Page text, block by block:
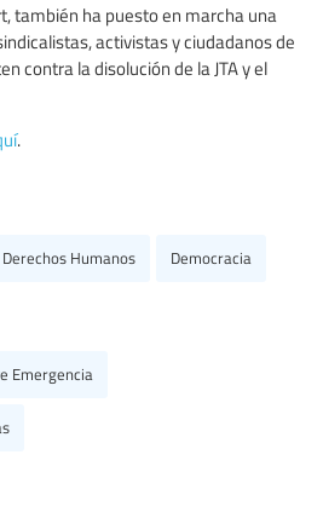
también ha puesto en marcha una
activistas y ciudadanos de
contra la disolución de la JTA y el
.
Humanos Democracia
Emergencia